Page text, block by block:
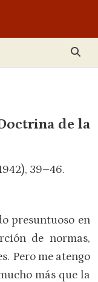
de la
39–46.
presuntuoso en
de normas,
Pero me atengo
más que la